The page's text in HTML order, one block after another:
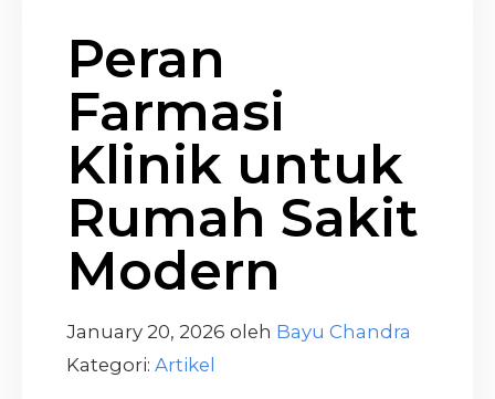
Peran
Farmasi
Klinik untuk
Rumah Sakit
Modern
January 20, 2026 oleh Bayu Chandra
Kategori: Artikel